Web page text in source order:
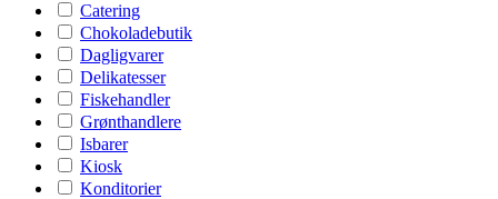
Catering
Chokoladebutik
Dagligvarer
Delikatesser
Fiskehandler
Grønthandlere
Isbarer
Kiosk
Konditorier